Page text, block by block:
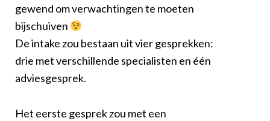
gewend om verwachtingen te moeten
bijschuiven
De intake zou bestaan uit vier gesprekken:
drie met verschillende specialisten en één
adviesgesprek.
Het eerste gesprek zou met een